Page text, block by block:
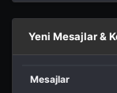
Yeni Mesajlar &
Mesajlar